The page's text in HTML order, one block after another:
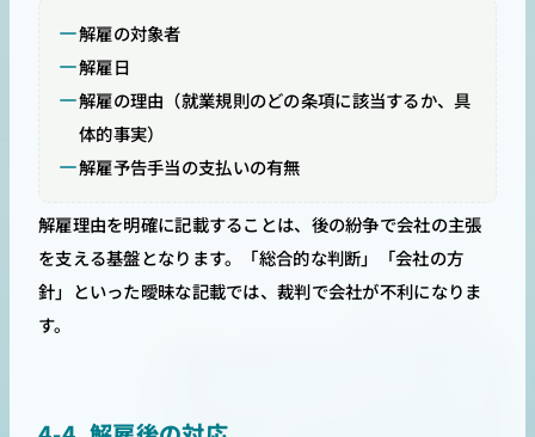
解雇の対象者
解雇日
解雇の理由（就業規則のどの条項に該当するか、具
体的事実）
解雇予告手当の支払いの有無
解雇理由を明確に記載することは、後の紛争で会社の主張
を支える基盤となります。「総合的な判断」「会社の方
針」といった曖昧な記載では、裁判で会社が不利になりま
す。